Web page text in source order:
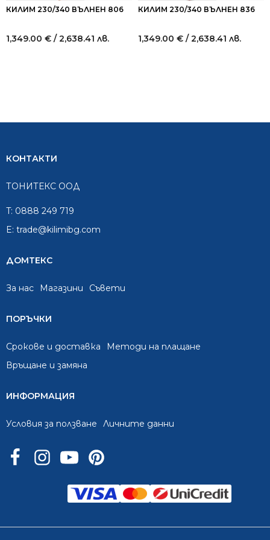
КИЛИМ 230/340 ВЪЛНЕН 806
1,349.00 € / 2,638.41 лв.
КИЛИМ 230/340 ВЪЛНЕН 836
1,349.00 € / 2,638.41 лв.
КОНТАКТИ
ТОНИТЕКС ООД
T: 0888 249 719
E: trade@kilimibg.com
ДОМТЕКС
За нас Mагазини Съвети
ПОРЪЧКИ
Срокове и доставка
Методи на плащане
Връщане и замяна
ИНФОРМАЦИЯ
Условия за ползване Личните данни